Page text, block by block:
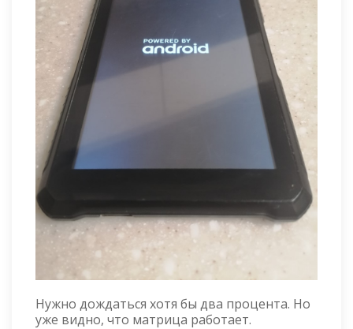
Нужно дождаться хотя бы два процента. Но
уже видно, что матрица работает.